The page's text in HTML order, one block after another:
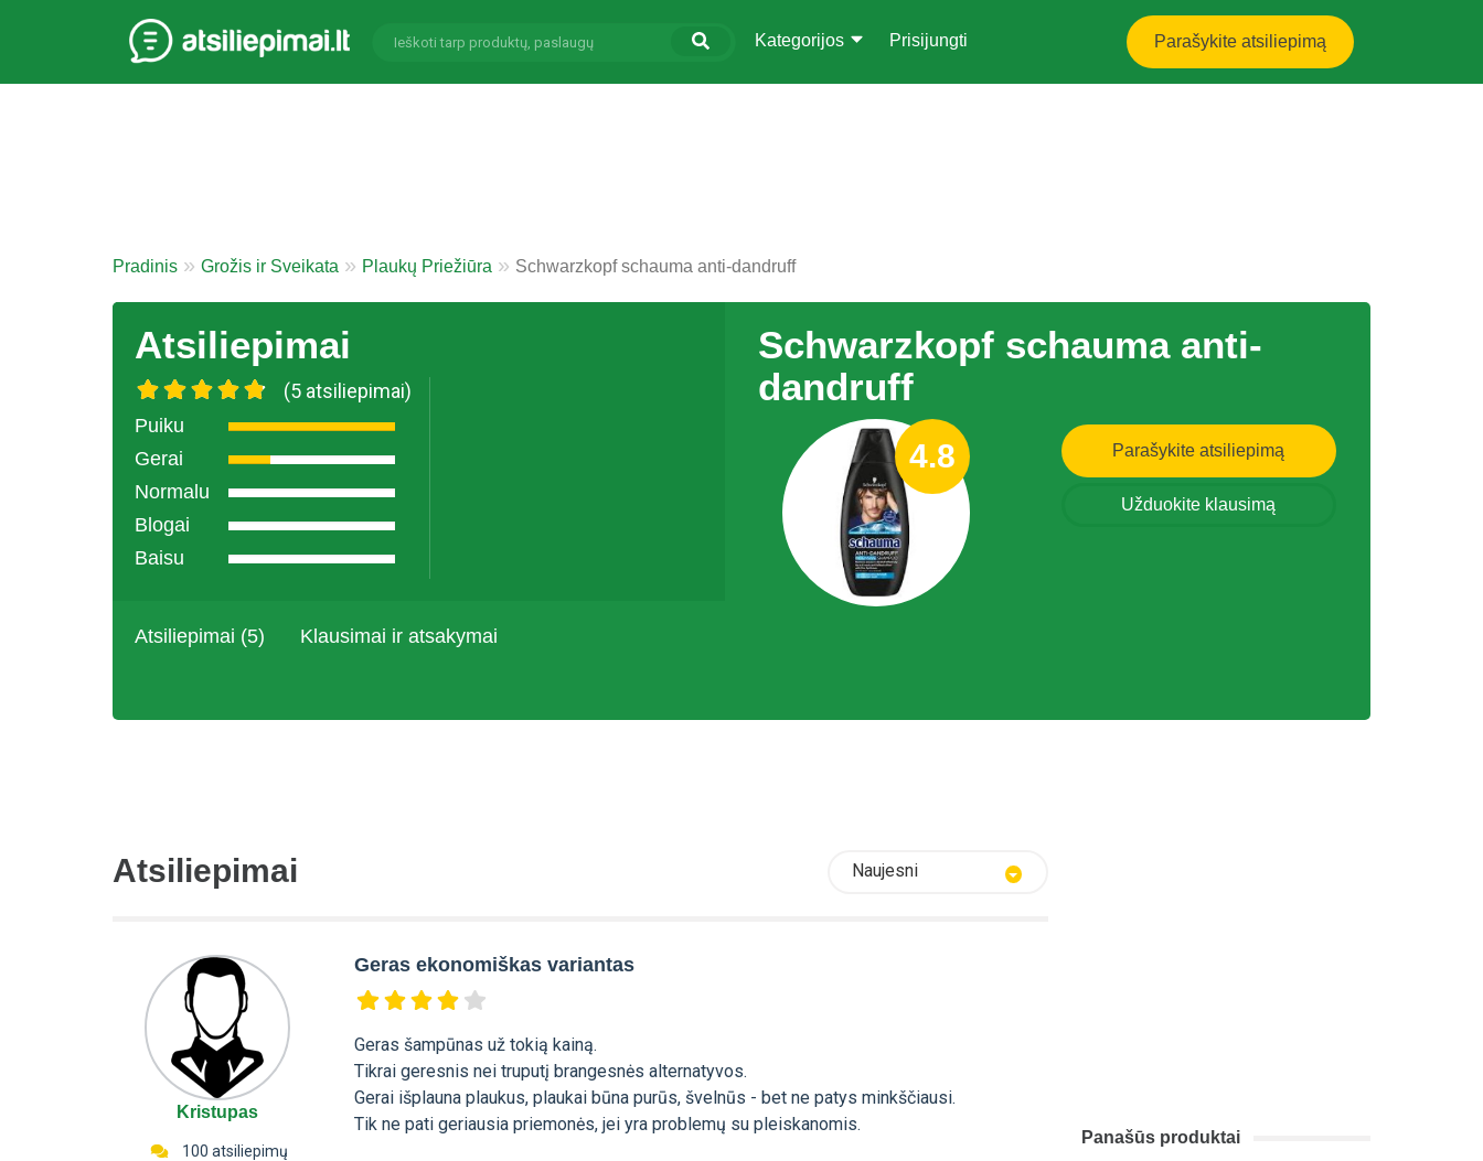
Parašykite atsiliepimą
Kategorijos Prisijungti
Pradinis Grožis ir Sveikata Plaukų Priežiūra Schwarzkopf schauma anti-dandruff
Atsiliepimai
(5 atsiliepimai)
Puiku
Gerai
Normalu
Blogai
Baisu
Atsiliepimai (5) Klausimai ir atsakymai
Schwarzkopf schauma anti-
dandruff
4.8 Parašykite atsiliepimą
Užduokite klausimą
Atsiliepimai Naujesni
Kristupas
100 atsiliepimų
Geras ekonomiškas variantas
Geras šampūnas už tokią kainą.
Tikrai geresnis nei truputį brangesnės alternatyvos.
Gerai išplauna plaukus, plaukai būna purūs, švelnūs - bet ne patys minkščiausi.
Tik ne pati geriausia priemonės, jei yra problemų su pleiskanomis.
Panašūs produktai